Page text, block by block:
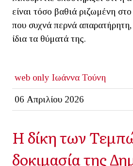
είναι τόσο βαθιά ριζωμένη
που συχνά περνά
ίδια τα θύματά της.
web only Ιωάννα Τούνη
06 Απριλίου 2026
Η δίκη των
δοκιμασία της